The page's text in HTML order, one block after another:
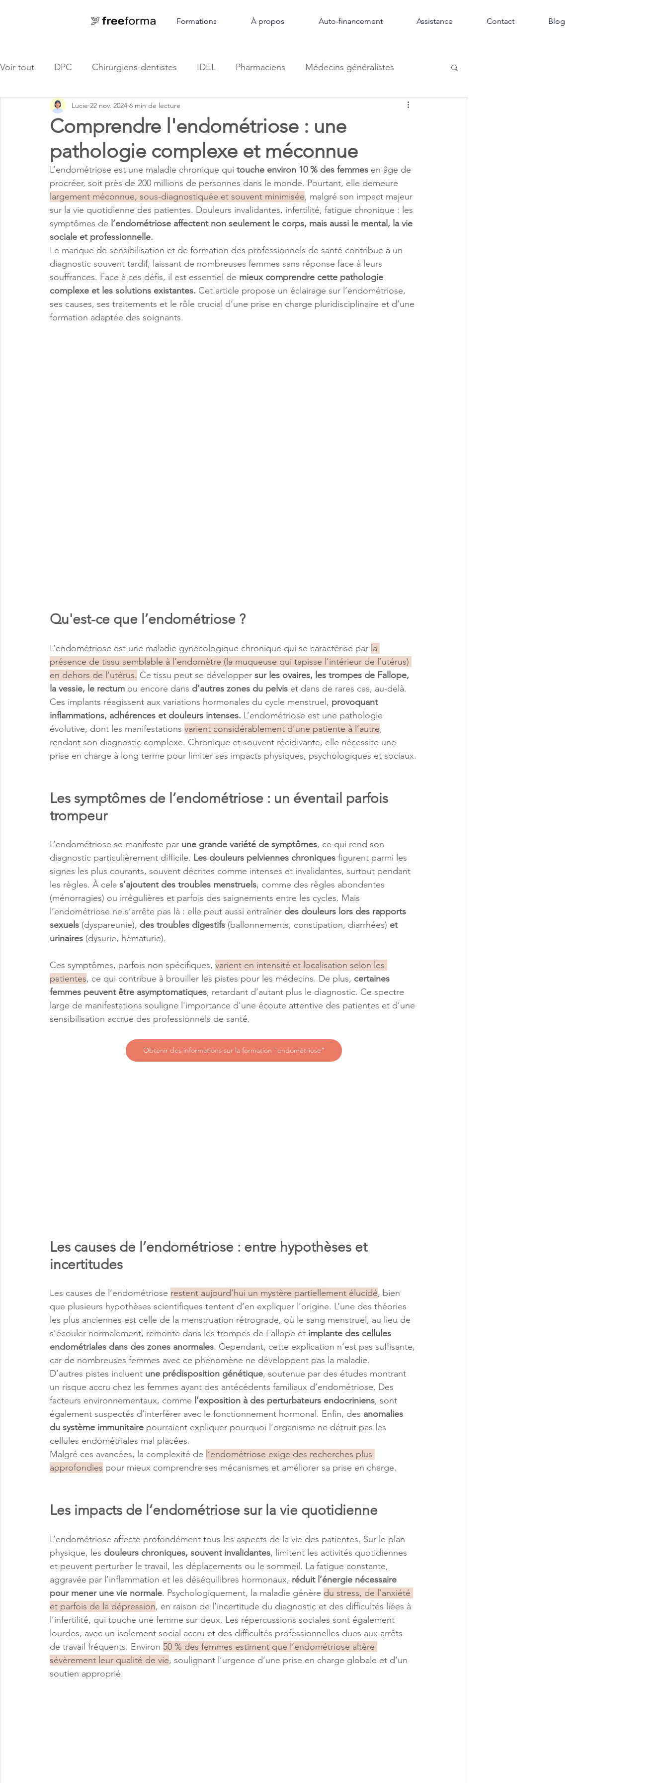
Formations À propos Auto-financement Assistance Contact Blog
Voir tout DPC Chirurgiens-dentistes IDEL Pharmaciens Médecins généralistes
Kinésithérapeutes Orthophoniste
Comprendre l'endométriose : une
pathologie complexe et méconnue
Lucie 22 nov. 2024 6 min de lecture
L’endométriose est une maladie chronique qui touche environ 10 % des femmes en âge de
procréer, soit près de 200 millions de personnes dans le monde. Pourtant, elle demeure
largement méconnue, sous-diagnostiquée et souvent minimisée, malgré son impact majeur
sur la vie quotidienne des patientes. Douleurs invalidantes, infertilité, fatigue chronique : les
symptômes de l’endométriose affectent non seulement le corps, mais aussi le mental, la vie
sociale et professionnelle.
Le manque de sensibilisation et de formation des professionnels de santé contribue à un
diagnostic souvent tardif, laissant de nombreuses femmes sans réponse face à leurs
souffrances. Face à ces défis, il est essentiel de mieux comprendre cette pathologie
complexe et les solutions existantes. Cet article propose un éclairage sur l’endométriose,
ses causes, ses traitements et le rôle crucial d’une prise en charge pluridisciplinaire et d’une
formation adaptée des soignants.
Qu'est-ce que l’endométriose ?
L’endométriose est une maladie gynécologique chronique qui se caractérise par la
présence de tissu semblable à l’endomètre (la muqueuse qui tapisse l’intérieur de l’utérus)
en dehors de l’utérus. Ce tissu peut se développer sur les ovaires, les trompes de Fallope,
la vessie, le rectum ou encore dans d’autres zones du pelvis et dans de rares cas, au-delà.
Ces implants réagissent aux variations hormonales du cycle menstruel, provoquant
inflammations, adhérences et douleurs intenses. L’endométriose est une pathologie
évolutive, dont les manifestations varient considérablement d’une patiente à l’autre,
rendant son diagnostic complexe. Chronique et souvent récidivante, elle nécessite une
prise en charge à long terme pour limiter ses impacts physiques, psychologiques et sociaux.
Les symptômes de l’endométriose : un éventail parfois
trompeur
L’endométriose se manifeste par une grande variété de symptômes, ce qui rend son
diagnostic particulièrement difficile. Les douleurs pelviennes chroniques figurent parmi les
signes les plus courants, souvent décrites comme intenses et invalidantes, surtout pendant
les règles. À cela s’ajoutent des troubles menstruels, comme des règles abondantes
(ménorragies) ou irrégulières et parfois des saignements entre les cycles. Mais
l’endométriose ne s’arrête pas là : elle peut aussi entraîner des douleurs lors des rapports
sexuels (dyspareunie), des troubles digestifs (ballonnements, constipation, diarrhées) et
urinaires (dysurie, hématurie).
Ces symptômes, parfois non spécifiques, varient en intensité et localisation selon les
patientes, ce qui contribue à brouiller les pistes pour les médecins. De plus, certaines
femmes peuvent être asymptomatiques, retardant d’autant plus le diagnostic. Ce spectre
large de manifestations souligne l'importance d'une écoute attentive des patientes et d’une
sensibilisation accrue des professionnels de santé.
Obtenir des informations sur la formation "endométriose"
Les causes de l’endométriose : entre hypothèses et
incertitudes
Les causes de l’endométriose restent aujourd’hui un mystère partiellement élucidé, bien
que plusieurs hypothèses scientifiques tentent d’en expliquer l’origine. L’une des théories
les plus anciennes est celle de la menstruation rétrograde, où le sang menstruel, au lieu de
s’écouler normalement, remonte dans les trompes de Fallope et implante des cellules
endométriales dans des zones anormales. Cependant, cette explication n’est pas suffisante,
car de nombreuses femmes avec ce phénomène ne développent pas la maladie.
D’autres pistes incluent une prédisposition génétique, soutenue par des études montrant
un risque accru chez les femmes ayant des antécédents familiaux d’endométriose. Des
facteurs environnementaux, comme l’exposition à des perturbateurs endocriniens, sont
également suspectés d’interférer avec le fonctionnement hormonal. Enfin, des anomalies
du système immunitaire pourraient expliquer pourquoi l’organisme ne détruit pas les
cellules endométriales mal placées.
Malgré ces avancées, la complexité de l’endométriose exige des recherches plus
approfondies pour mieux comprendre ses mécanismes et améliorer sa prise en charge.
Les impacts de l’endométriose sur la vie quotidienne
L’endométriose affecte profondément tous les aspects de la vie des patientes. Sur le plan
physique, les douleurs chroniques, souvent invalidantes, limitent les activités quotidiennes
et peuvent perturber le travail, les déplacements ou le sommeil. La fatigue constante,
aggravée par l’inflammation et les déséquilibres hormonaux, réduit l’énergie nécessaire
pour mener une vie normale. Psychologiquement, la maladie génère du stress, de l’anxiété
et parfois de la dépression, en raison de l’incertitude du diagnostic et des difficultés liées à
l’infertilité, qui touche une femme sur deux. Les répercussions sociales sont également
lourdes, avec un isolement social accru et des difficultés professionnelles dues aux arrêts
de travail fréquents. Environ 50 % des femmes estiment que l’endométriose altère
sévèrement leur qualité de vie, soulignant l’urgence d’une prise en charge globale et d’un
soutien approprié.